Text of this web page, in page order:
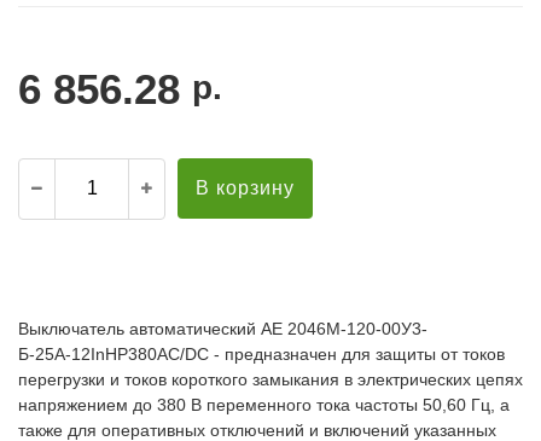
6 856.28 р.
В корзину
Выключатель автоматический АЕ 2046М-120-00У3-
Б-25А-12InНР380AC/DC - предназначен для защиты от токов
перегрузки и токов короткого замыкания в электрических цепях
напряжением до 380 В переменного тока частоты 50,60 Гц, а
также для оперативных отключений и включений указанных